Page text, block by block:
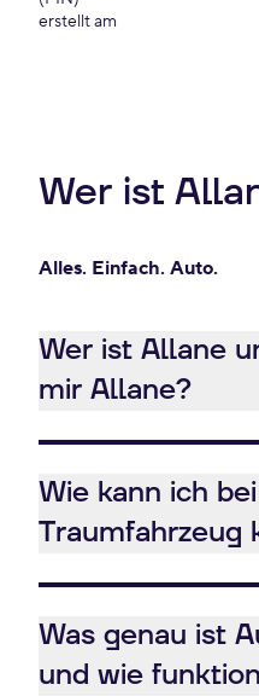
erstellt am
Wer ist
Alles. Einfach. Auto.
Wer ist Allane
mir Allane?
Wie kann ich
Traumfahrzeug
Was genau ist
und wie